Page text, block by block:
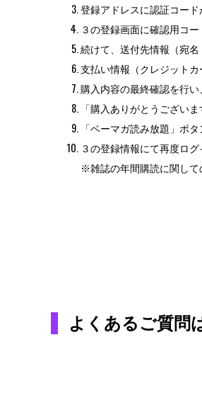
登録アドレスに認証コード
３の登録画面に確認用コー
続けて、送付先情報（宛
支払い情報（クレジット
購入内容の最終確認を行
「購入ありがとうござい
「ベーマガ読み放題」ボ
３の登録情報にて再度ロ
※雑誌の年間購読に関して
よくあるご質問